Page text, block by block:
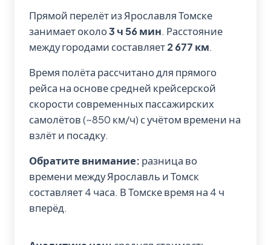
Прямой перелёт из Ярославля Томске
занимает около3 ч 56 мин. Расстояние
между городами составляет2 677 км.
Время полёта рассчитано для прямого
рейса на основе средней крейсерской
скорости современных пассажирских
самолётов (~850 км/ч) с учётом времени на
взлёт и посадку.
Обратите внимание: разница во
времени между Ярославль и Томск
составляет 4 часа. В Томске время на 4 ч
вперёд.